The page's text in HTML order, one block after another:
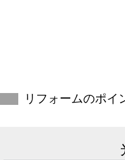
リフォームのポイ